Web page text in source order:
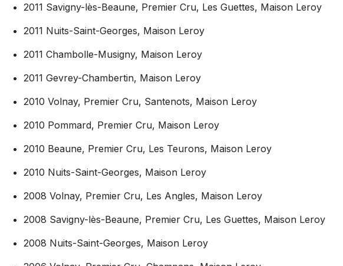
2011 Savigny-lès-Beaune, Premier Cru, Les Guettes, Maison Leroy
2011 Nuits-Saint-Georges, Maison Leroy
2011 Chambolle-Musigny, Maison Leroy
2011 Gevrey-Chambertin, Maison Leroy
2010 Volnay, Premier Cru, Santenots, Maison Leroy
2010 Pommard, Premier Cru, Maison Leroy
2010 Beaune, Premier Cru, Les Teurons, Maison Leroy
2010 Nuits-Saint-Georges, Maison Leroy
2008 Volnay, Premier Cru, Les Angles, Maison Leroy
2008 Savigny-lès-Beaune, Premier Cru, Les Guettes, Maison Leroy
2008 Nuits-Saint-Georges, Maison Leroy